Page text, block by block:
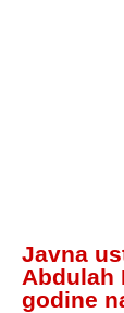
Javna
Abdulah
godine